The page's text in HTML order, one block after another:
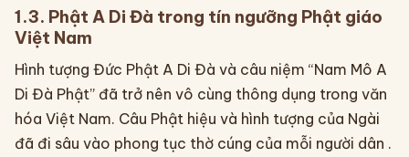
1.3. Phật A Di Đà trong tín ngưỡng Phật giáo
Việt Nam
Hình tượng Đức Phật A Di Đà và câu niệm “Nam Mô A
Di Đà Phật” đã trở nên vô cùng thông dụng trong văn
hóa Việt Nam. Câu Phật hiệu và hình tượng của Ngài
đã đi sâu vào phong tục thờ cúng của mỗi người dân .